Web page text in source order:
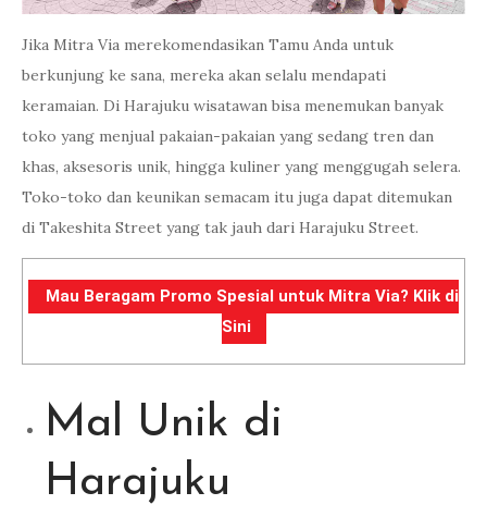
Jika Mitra Via merekomendasikan Tamu Anda untuk
berkunjung ke sana, mereka akan selalu mendapati
keramaian. Di Harajuku wisatawan bisa menemukan banyak
toko yang menjual pakaian-pakaian yang sedang tren dan
khas, aksesoris unik, hingga kuliner yang menggugah selera.
Toko-toko dan keunikan semacam itu juga dapat ditemukan
di Takeshita Street yang tak jauh dari Harajuku Street.
Mau Beragam Promo Spesial untuk Mitra Via? Klik di
Sini
Mal Unik di
Harajuku